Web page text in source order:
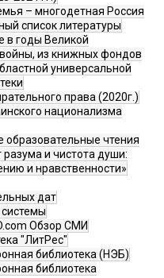
– многодетная Россия
список литературы
в годы Великой
из книжных фондов
универсальной
права (2020г.)
национализма
образовательные чтения
разума и чистота души:
и нравственности»
дат
Обзор СМИ
"ЛитРес"
библиотека (НЭБ)
библиотека